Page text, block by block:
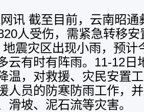
讯 截至目前，云南昭通
人受伤，需紧急转移
地震灾区出现小雨，预计
云有时有阵雨。11-12日
温，对救援、灾民安置
人员的防寒防雨工作，
滑坡、泥石流等灾害。